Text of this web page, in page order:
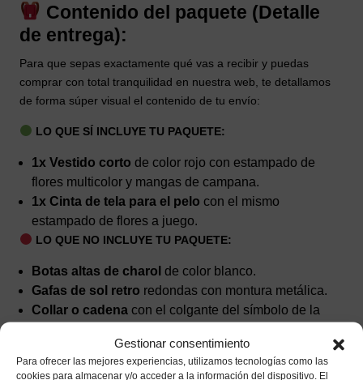
Gestionar consentimiento
Para ofrecer las mejores experiencias, utilizamos tecnologías como las
cookies para almacenar y/o acceder a la información del dispositivo. El
Contenido del paquete (Detalle
de entrega):
Para que sepas exactamente qué vas a recibir y puedas
comprar con total tranquilidad en nuestra web, te detallamos
de forma súper visual el contenido de tu envío:
LO QUE SÍ INCLUYE TU PAQUETE:
1x Vestido corto de color rojo con estampado de
flores multicolor y mangas de campana.
1x Cinta de tela para el pelo con el mismo
estampado de flores a juego.
LO QUE NO INCLUYE TU PAQUETE:
Botas altas de charol de color blanco.
Gafas de sol retro redondas con montura metálica.
Collar o cadena con el colgante del símbolo de la
(Cualquier otro elemento de caracterización o
ambientación no especificado en el listado de